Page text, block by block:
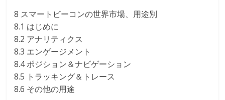
8 スマートビーコンの世界市場、用途別
8.1 はじめに
8.2 アナリティクス
8.3 エンゲージメント
8.4 ポジション＆ナビゲーション
8.5 トラッキング＆トレース
8.6 その他の用途